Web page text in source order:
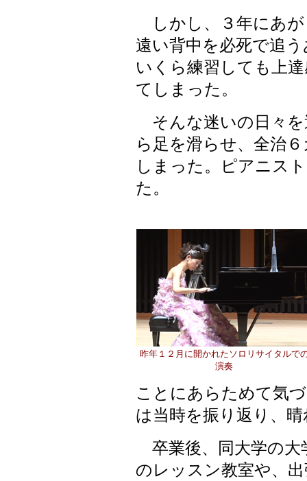
しかし、３年にあ
遠い背中を必死で追
いくら練習しても上
てしまった。
そんな迷いの日々を
ら足を滑らせ、全治
しまった。ピアニス
た。
昨年１２月に開かれたソロリサイタルで
演奏
ことにあらためて気
は当時を振り返り、
卒業後、同大学の大
のレッスン教室や、